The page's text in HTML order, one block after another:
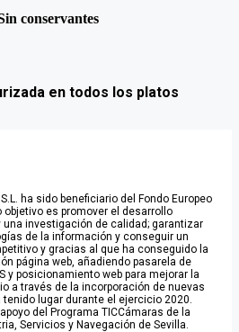
conservantes
en todos los platos
S.L. ha sido beneficiario del Fondo Europeo
es promover el desarrollo
investigación de calidad; garantizar
de la información y conseguir un
y gracias al que ha conseguido la
página web, añadiendo pasarela de
y posicionamiento web para mejorar la
a través de la incorporación de nuevas
lugar durante el ejercicio 2020.
del Programa TICCámaras de la
Servicios y Navegación de Sevilla.